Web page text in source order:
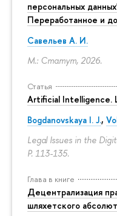
персональных
Переработанное и
Савельев А. И.
М.: Статут, 2026.
Статья
Artificial Intelligence.
Bogdanovskaya I. J.,
Legal Issues in the
P. 113-135.
Глава в книге
Децентрализация
шляхетского